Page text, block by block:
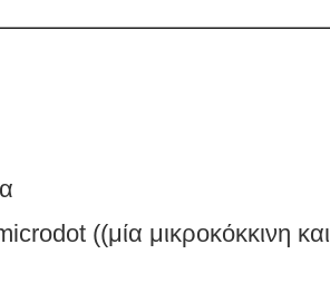
((μία μικροκόκκινη